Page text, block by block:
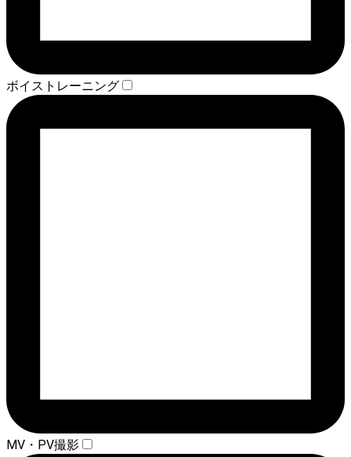
ボイストレーニング
MV・PV撮影